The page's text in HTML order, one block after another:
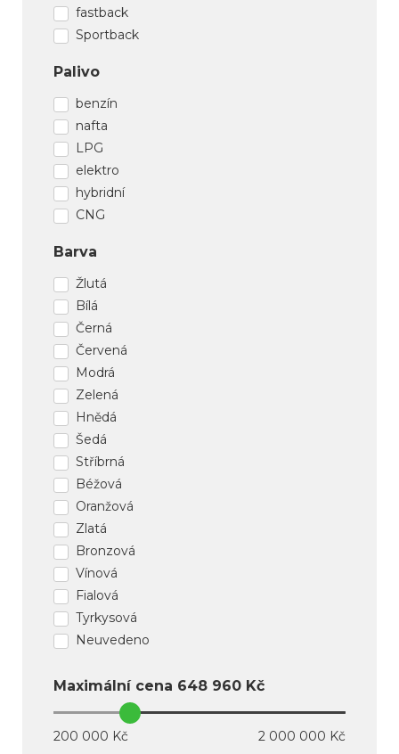
fastback
Sportback
Palivo
benzín
nafta
LPG
elektro
hybridní
CNG
Barva
Žlutá
Bílá
Černá
Červená
Modrá
Zelená
Hnědá
Šedá
Stříbrná
Béžová
Oranžová
Zlatá
Bronzová
Vínová
Fialová
Tyrkysová
Neuvedeno
Maximální cena 648 960 Kč
200 000 Kč 2 000 000 Kč